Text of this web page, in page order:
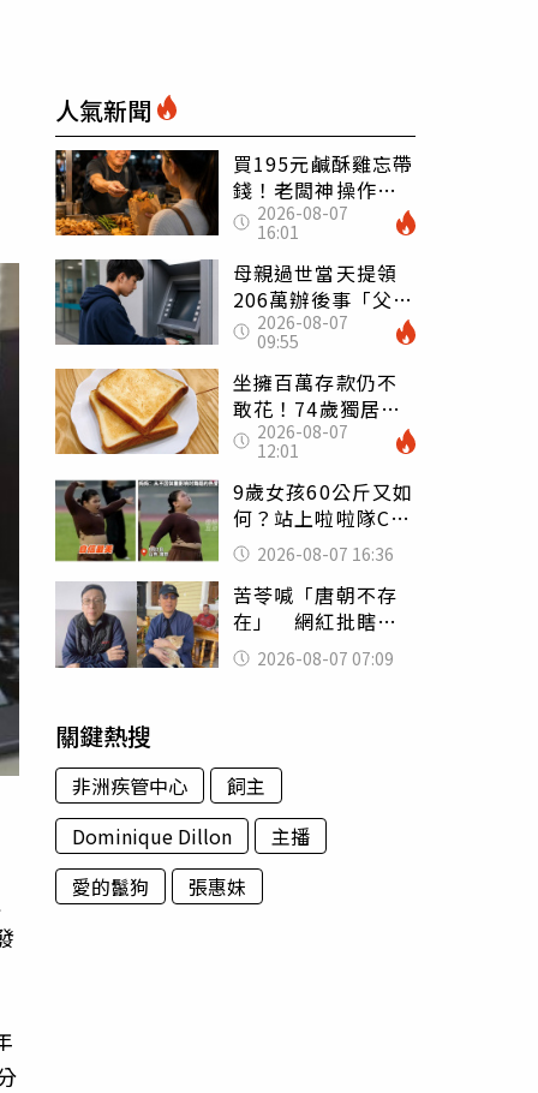
人氣新聞
買195元鹹酥雞忘帶
錢！老闆神操作
「倒找5元」 全網
看哭：這就是台灣
2026-08-07
16:01
母親過世當天提領
206萬辦後事「父子
遭判刑」 律師：
搶錢先下手是罪
2026-08-07
09:55
坐擁百萬存款仍不
敢花！74歲獨居翁
「1餐只吃1片吐
司」 半年後暴瘦
嚇壞女兒
2026-08-07
12:01
9歲女孩60公斤又如
何？站上啦啦隊C位
驚艷全場 千萬網
友被圈粉
2026-08-07 16:36
苦苓喊「唐朝不存
在」 網紅批瞎編
歷史：李白、杜甫
用鮮卑文寫詩？
2026-08-07 07:09
關鍵熱搜
非洲疾管中心
飼主
Dominique Dillon
主播
愛的鬣狗
張惠妹